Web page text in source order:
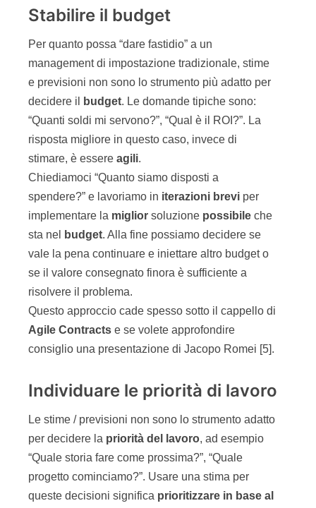
Stabilire il budget
Per quanto possa “dare fastidio” a un
management di impostazione tradizionale, stime
e previsioni non sono lo strumento più adatto per
decidere il
budget. Le domande tipiche sono:
“Quanti soldi mi servono?”, “Qual è il ROI?”. La
risposta migliore in questo caso, invece di
stimare, è essere agili.
Chiediamoci “Quanto siamo disposti a
spendere?” e lavoriamo in iterazioni brevi per
implementare la miglior soluzione possibile che
sta nel
budget. Alla fine possiamo decidere se
vale la pena continuare e iniettare altro budget o
se il valore consegnato finora è sufficiente a
risolvere il problema.
Questo approccio cade spesso sotto il cappello di
Agile Contracts e se volete approfondire
consiglio una presentazione di Jacopo Romei [5].
Individuare le priorità di lavoro
Le stime / previsioni non sono lo strumento adatto
per decidere la priorità del lavoro, ad esempio
“Quale storia fare come prossima?”, “Quale
progetto cominciamo?”. Usare una stima per
queste decisioni significa prioritizzare in base al